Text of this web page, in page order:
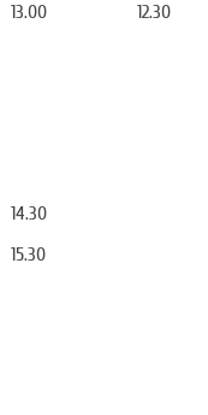
13.00 12.30
14.30
15.30